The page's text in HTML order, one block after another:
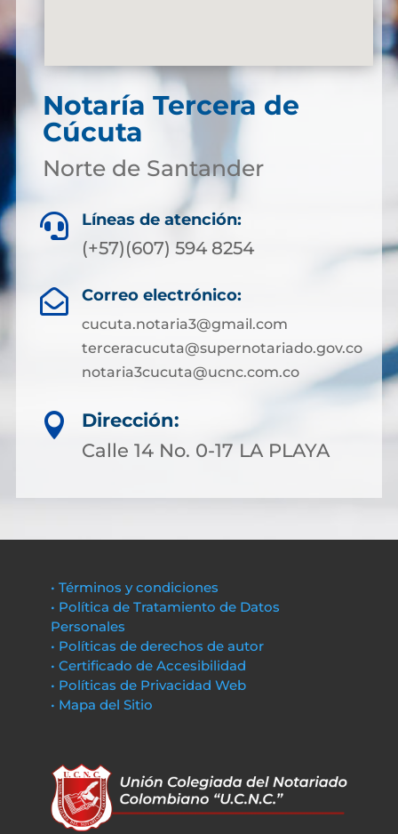
Notaría Tercera de
Cúcuta
Norte de Santander
 Líneas de atención:
(+57)(607) 594 8254
 Correo electrónico:
cucuta.notaria3@gmail.com
terceracucuta@supernotariado.gov.co
notaria3cucuta@ucnc.com.co

Dirección:
Calle 14 No. 0-17 LA PLAYA
• Términos y condiciones
• Política de Tratamiento de Datos
Personales
• Políticas de derechos de autor
• Certificado de Accesibilidad
• Políticas de Privacidad Web
• Mapa del Sitio